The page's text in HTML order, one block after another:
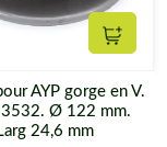
AYP gorge en V.
Ø 122 mm.
24,6 mm